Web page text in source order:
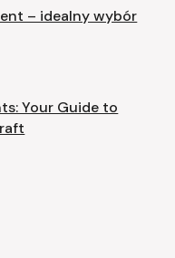
– idealny wybór
Your Guide to